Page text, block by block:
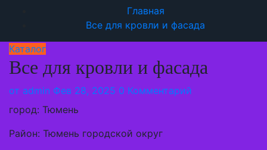
Главная
Все для кровли и фасада
Каталог
Все для кровли и фасада
от admin Фев 28, 2025 0 Комментарий
город: Тюмень
Район: Тюмень городской округ